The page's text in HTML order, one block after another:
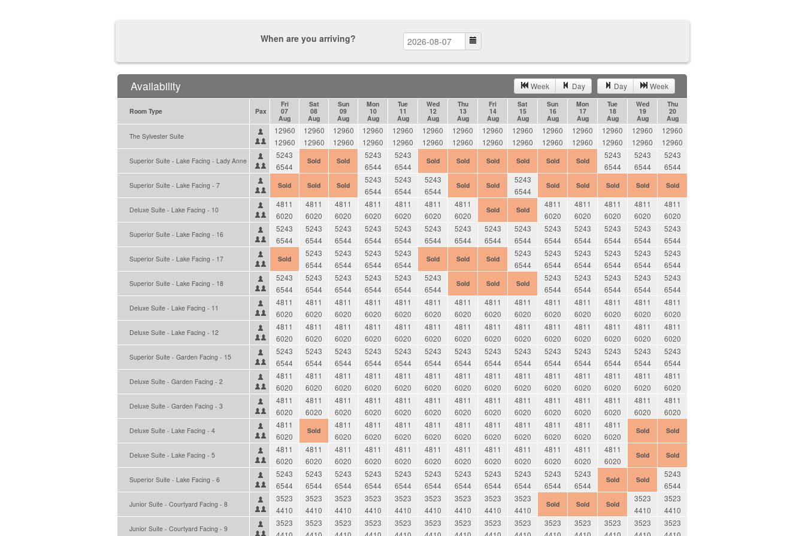
When are you arriving?
Availability Week Day Day Week
Room Type Pax
Fri
07
Aug
Sat
08
Aug
Sun
09
Aug
Mon
10
Aug
Tue
11
Aug
Wed
12
Aug
Thu
13
Aug
Fri
14
Aug
Sat
15
Aug
Sun
16
Aug
Mon
17
Aug
Tue
18
Aug
Wed
19
Aug
Thu
20
Aug
The Sylvester Suite
12960
12960
12960
12960
12960
12960
12960
12960
12960
12960
12960
12960
12960
12960
12960
12960
12960
12960
12960
12960
12960
12960
12960
12960
12960
12960
12960
12960
Superior Suite - Lake Facing - Lady Anne
5243
6544
Sold Sold
5243
6544
5243
6544
Sold Sold Sold Sold Sold Sold
5243
6544
5243
6544
5243
6544
Superior Suite - Lake Facing - 7 Sold Sold Sold
5243
6544
5243
6544
5243
6544
Sold Sold
5243
6544
Sold Sold Sold Sold Sold
Deluxe Suite - Lake Facing - 10
4811
6020
4811
6020
4811
6020
4811
6020
4811
6020
4811
6020
4811
6020
Sold Sold
4811
6020
4811
6020
4811
6020
4811
6020
4811
6020
Superior Suite - Lake Facing - 16
5243
6544
5243
6544
5243
6544
5243
6544
5243
6544
5243
6544
5243
6544
5243
6544
5243
6544
5243
6544
5243
6544
5243
6544
5243
6544
5243
6544
Superior Suite - Lake Facing - 17 Sold
5243
6544
5243
6544
5243
6544
5243
6544
Sold Sold Sold
5243
6544
5243
6544
5243
6544
5243
6544
5243
6544
5243
6544
Superior Suite - Lake Facing - 18
5243
6544
5243
6544
5243
6544
5243
6544
5243
6544
5243
6544
Sold Sold Sold
5243
6544
5243
6544
5243
6544
5243
6544
5243
6544
Deluxe Suite - Lake Facing - 11
4811
6020
4811
6020
4811
6020
4811
6020
4811
6020
4811
6020
4811
6020
4811
6020
4811
6020
4811
6020
4811
6020
4811
6020
4811
6020
4811
6020
Deluxe Suite - Lake Facing - 12
4811
6020
4811
6020
4811
6020
4811
6020
4811
6020
4811
6020
4811
6020
4811
6020
4811
6020
4811
6020
4811
6020
4811
6020
4811
6020
4811
6020
Superior Suite - Garden Facing - 15
5243
6544
5243
6544
5243
6544
5243
6544
5243
6544
5243
6544
5243
6544
5243
6544
5243
6544
5243
6544
5243
6544
5243
6544
5243
6544
5243
6544
Deluxe Suite - Garden Facing - 2
4811
6020
4811
6020
4811
6020
4811
6020
4811
6020
4811
6020
4811
6020
4811
6020
4811
6020
4811
6020
4811
6020
4811
6020
4811
6020
4811
6020
Deluxe Suite - Garden Facing - 3
4811
6020
4811
6020
4811
6020
4811
6020
4811
6020
4811
6020
4811
6020
4811
6020
4811
6020
4811
6020
4811
6020
4811
6020
4811
6020
4811
6020
Deluxe Suite - Lake Facing - 4
4811
6020
Sold
4811
6020
4811
6020
4811
6020
4811
6020
4811
6020
4811
6020
4811
6020
4811
6020
4811
6020
4811
6020
Sold Sold
Deluxe Suite - Lake Facing - 5
4811
6020
4811
6020
4811
6020
4811
6020
4811
6020
4811
6020
4811
6020
4811
6020
4811
6020
4811
6020
4811
6020
4811
6020
Sold Sold
Superior Suite - Lake Facing - 6
5243
6544
5243
6544
5243
6544
5243
6544
5243
6544
5243
6544
5243
6544
5243
6544
5243
6544
5243
6544
5243
6544
Sold Sold
5243
6544
Junior Suite - Courtyard Facing - 8
3523
4410
3523
4410
3523
4410
3523
4410
3523
4410
3523
4410
3523
4410
3523
4410
3523
4410
Sold Sold Sold
3523
4410
3523
4410
Junior Suite - Courtyard Facing - 9
3523
3523
3523
3523
3523
3523
3523
3523
3523
3523
3523
3523
3523
3523